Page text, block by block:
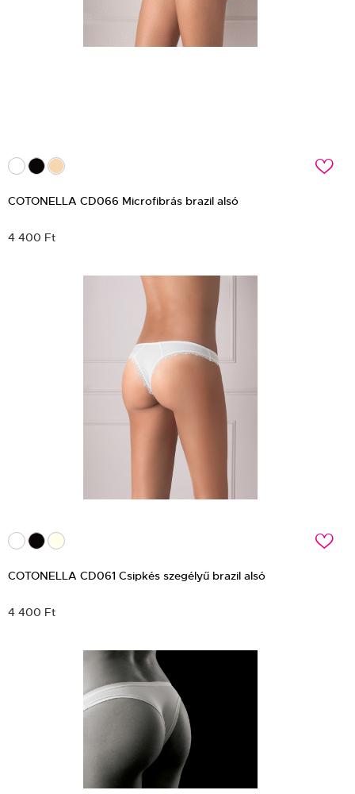
c
COTONELLA CD066 Microfibrás brazil alsó
4 400 Ft
c
COTONELLA CD061 Csipkés szegélyű brazil alsó
4 400 Ft